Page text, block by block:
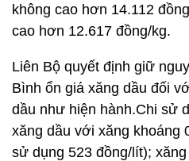
không cao hơn 14.112
cao hơn 12.617 đồng/kg.
Liên Bộ quyết định giữ
Bình ổn giá xăng dầu đối
dầu như hiện hành.Chi sử
xăng dầu với xăng khoáng
sử dụng 523 đồng/lít);